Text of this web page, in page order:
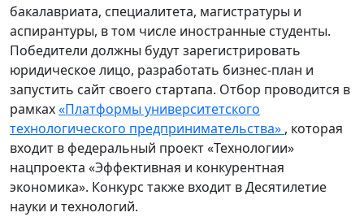
бакалавриата, специалитета, магистратуры и
аспирантуры, в том числе иностранные студенты.
Победители должны будут зарегистрировать
юридическое лицо, разработать бизнес-план и
запустить сайт своего стартапа. Отбор проводится в
рамках«Платформы университетского
технологического предпринимательства» , которая
входит в федеральный проект «Технологии»
нацпроекта «Эффективная и конкурентная
экономика». Конкурс также входит в Десятилетие
науки и технологий.